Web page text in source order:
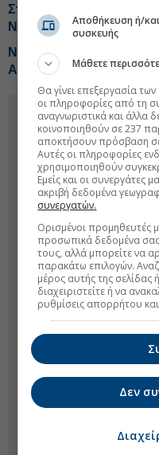
Στρατηγική επένδυση
Networx της Κύπρου
Νέα αναχαίτιση από την
Αραβίας
Αποθήκευση ή/
συσκευής
Μάθετε
Θα γίνει επεξεργασία
οι πληροφορίες από τη
αναγνωριστικά και άλλα
κοινοποιηθούν σε 237
αποκτήσουν πρόσβαση
Αυτές οι πληροφορίες
χρησιμοποιηθούν
Εμείς και οι συνεργάτες
ακριβή δεδομένα
συνεργατών.
Ορισμένοι προμηθευτές
προσωπικά δεδομένα
τους, αλλά μπορείτε να
παρακάτω επιλογών.
μέρος αυτής της
διαχειριστείτε ή να
ρυθμίσεις απορρήτου
Δεν